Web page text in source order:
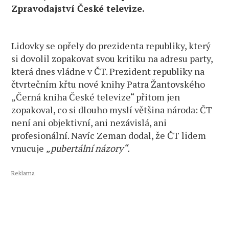
Zpravodajství České televize.
Lidovky se opřely do prezidenta republiky, který
si dovolil zopakovat svou kritiku na adresu party,
která dnes vládne v ČT. Prezident republiky na
čtvrtečním křtu nové knihy Patra Žantovského
„Černá kniha České televize“ přitom jen
zopakoval, co si dlouho myslí většina národa: ČT
není ani objektivní, ani nezávislá, ani
profesionální. Navíc Zeman dodal, že ČT lidem
vnucuje „pubertální názory“.
Reklama